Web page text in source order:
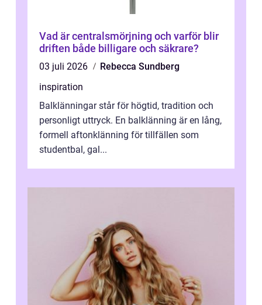
Vad är centralsmörjning och varför blir
driften både billigare och säkrare?
03 juli 2026
Rebecca Sundberg
inspiration
Balklänningar står för högtid, tradition och
personligt uttryck. En balklänning är en lång,
formell aftonklänning för tillfällen som
studentbal, gal...